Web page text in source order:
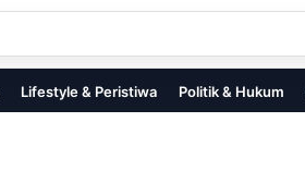
Lifestyle & Peristiwa Politik & Hukum